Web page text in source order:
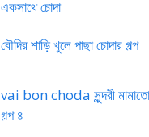
একসাথে চোদা
বৌদির শাড়ি খুলে পাছা চোদার গল্প
vai bon choda সুন্দরী
গল্প ৪